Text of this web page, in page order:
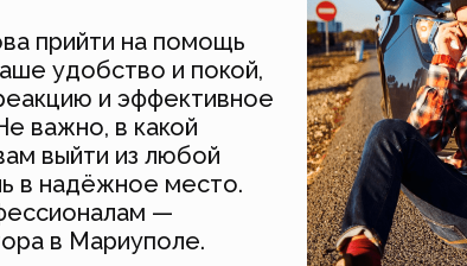
прийти на помощь
удобство и покой,
и эффективное
важно, в какой
выйти из любой
в надёжное место.
—
в Мариуполе.